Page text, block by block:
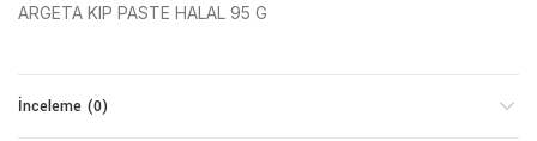
ARGETA KIP PASTE HALAL 95 G
İnceleme (0)